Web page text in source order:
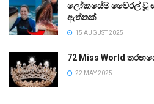
ලෝකයේම වෛරල් වූ
ඇත්තක්
15 AUGUST 2025
72 Miss World
22 MAY 2025